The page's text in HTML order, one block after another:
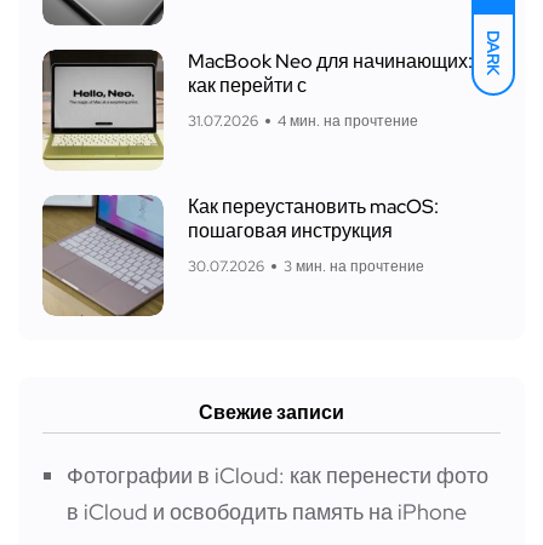
DARK
MacBook Neo для начинающих:
как перейти с
31.07.2026 4 мин. на прочтение
Как переустановить macOS:
пошаговая инструкция
30.07.2026 3 мин. на прочтение
Свежие записи
Фотографии в iCloud: как перенести фото
в iCloud и освободить память на iPhone